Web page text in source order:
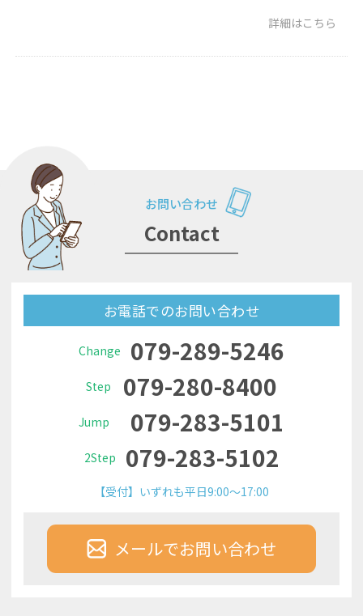
詳細はこちら
お問い合わせ
Contact
お電話でのお問い合わせ
Change 079-289-5246
Step 079-280-8400
Jump 079-283-5101
2Step 079-283-5102
【受付】いずれも平日9:00～17:00
メールでお問い合わせ